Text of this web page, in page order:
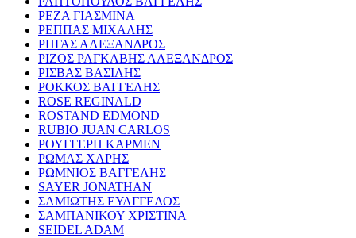
ΡΕΖΑ ΓΙΑΣΜΙΝΑ
ΡΕΠΠΑΣ ΜΙΧΑΛΗΣ
ΡΗΓΑΣ ΑΛΕΞΑΝΔΡΟΣ
ΡΙΖΟΣ ΡΑΓΚΑΒΗΣ ΑΛΕΞΑΝΔΡΟΣ
ΡΙΣΒΑΣ ΒΑΣΙΛΗΣ
ΡΟΚΚΟΣ ΒΑΓΓΕΛΗΣ
ROSE REGINALD
ROSTAND EDMOND
RUBIO JUAN CARLOS
ΡΟΥΓΓΕΡΗ ΚΑΡΜΕΝ
ΡΩΜΑΣ ΧΑΡΗΣ
ΡΩΜΝΙΟΣ ΒΑΓΓΕΛΗΣ
SAYER JONATHAN
ΣΑΜΙΩΤΗΣ ΕΥΑΓΓΕΛΟΣ
ΣΑΜΠΑΝΙΚΟΥ ΧΡΙΣΤΙΝΑ
SEIDEL ADAM